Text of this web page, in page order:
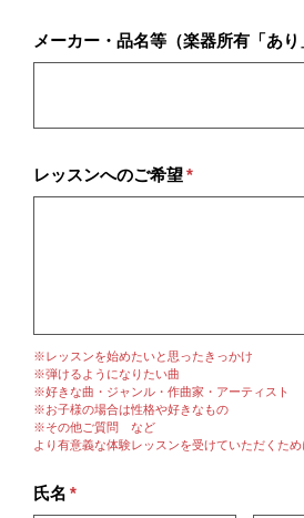
メーカー・品名等（楽器所有「あり
レッスンへのご希望*
※レッスンを始めたいと思ったきっかけ
※弾けるようになりたい曲
※好きな曲・ジャンル・作曲家・アーティスト
※お子様の場合は性格や好きなもの
※その他ご質問 など
より有意義な体験レッスンを受けていただくた
氏名 *